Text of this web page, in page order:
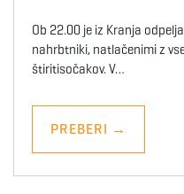
Ob 22.00 je iz Kranja
nahrbtniki, natlačenimi z
štiritisočakov. V…
PREBERI →